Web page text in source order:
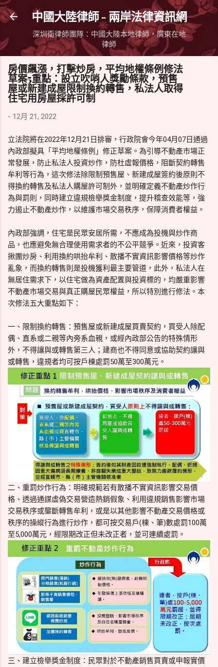
跳到主要內容
中國大陸律師 - 兩岸法律資訊網
深圳衛律師團隊：中國大陸本地律師，廣東在地
律師
房價飆漲，打擊炒房，平均地權條例修法
草案5重點：設立吹哨人獎勵條款，預售
屋或新建成屋限制換約轉售，私法人取得
住宅用房屋採許可制
- 12月 21, 2022
立法院將在2022年12月21日排審，行政院會今年04月07日通過
內政部擬具「平均地權條例」修正草案。為引導不動產市場正
常發展，防止私法人投資炒作，防杜虛報價格，阻斷契約轉售
牟利等行為，這次修法除限制預售屋、新建成屋簽約後原則不
得換約轉售及私法人購屋許可制外，並明確定義不動產炒作行
為與罰則，同時建立違規檢舉獎金制度，提升稽查效能等，強
力遏止不動產炒作，以維護市場交易秩序，保障消費者權益。
內政部強調，住宅是民眾安居所需，不應成為投機與炒作商
品，也應避免無合理使用需求者的不公平競爭。近來，投資客
揪團炒房、利用換約哄抬牟利、散播不實資訊影響價格等炒作
亂象，而換約轉售則是投機獲利最主要管道，此外，私法人在
無居住需求下，以住宅做為資產配置與投資標的，均嚴重影響
不動產市場交易與真正購屋民眾權益，所以特別進行修法。本
次修法五大重點如下：
一、限制換約轉售：預售屋或新建成屋買賣契約，買受人除配
偶、直系或二親等內旁系血親，或經內政部公告的特殊情形
外，不得讓與或轉售第三人；建商也不得同意或協助契約讓與
或轉售，違規者均可按戶棟處罰50萬至300萬元。
二、重罰炒作行為：明確規範若有散播不實資訊影響交易價
格、透過通謀虛偽交易營造熱銷假象、利用違規銷售影響市場
交易秩序或壟斷轉售牟利，或是以其他影響不動產交易價格或
秩序的操縱行為進行炒作，都可按交易戶(棟、筆)數處罰100萬
至5,000萬元，經限期改正但未改正者，並可連續處罰。
三、建立檢舉獎金制度：民眾對於不動產銷售買賣或申報實價